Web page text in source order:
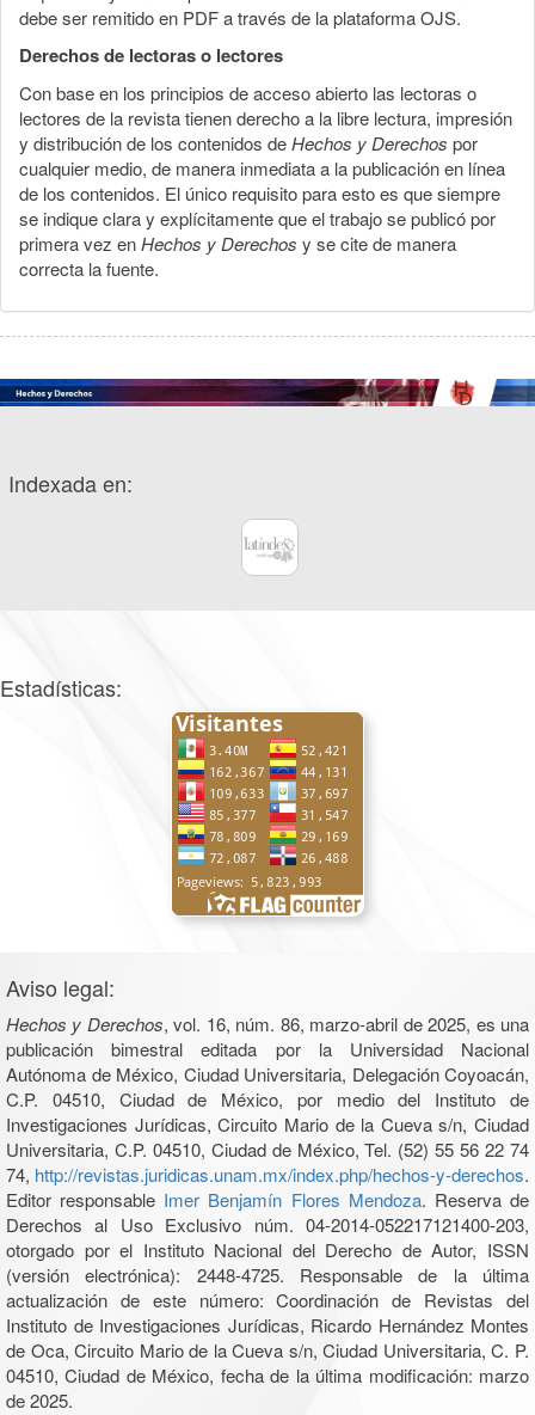
debe ser remitido en PDF a través de la plataforma OJS.
Derechos de lectoras o lectores
Con base en los principios de acceso abierto las lectoras o
lectores de la revista tienen derecho a la libre lectura, impresión
y distribución de los contenidos deHechos y Derechos por
cualquier medio, de manera inmediata a la publicación en línea
de los contenidos. El único requisito para esto es que siempre
se indique clara y explícitamente que el trabajo se publicó por
primera vez enHechos y Derechos y se cite de manera
correcta la fuente.
Indexada en:
Estadísticas:
Aviso legal:
Hechos y Derechos, vol. 16, núm. 86, marzo-abril de 2025, es una
publicación bimestral editada por la Universidad Nacional
Autónoma de México, Ciudad Universitaria, Delegación Coyoacán,
C.P. 04510, Ciudad de México, por medio del Instituto de
Investigaciones Jurídicas, Circuito Mario de la Cueva s/n, Ciudad
Universitaria, C.P. 04510, Ciudad de México, Tel. (52) 55 56 22 74
74, http://revistas.juridicas.unam.mx/index.php/hechos-y-derechos.
Editor responsable Imer Benjamín Flores Mendoza. Reserva de
Derechos al Uso Exclusivo núm. 04-2014-052217121400-203,
otorgado por el Instituto Nacional del Derecho de Autor, ISSN
(versión electrónica): 2448-4725. Responsable de la última
actualización de este número: Coordinación de Revistas del
Instituto de Investigaciones Jurídicas, Ricardo Hernández Montes
de Oca, Circuito Mario de la Cueva s/n, Ciudad Universitaria, C. P.
04510, Ciudad de México, fecha de la última modificación: marzo
de 2025.